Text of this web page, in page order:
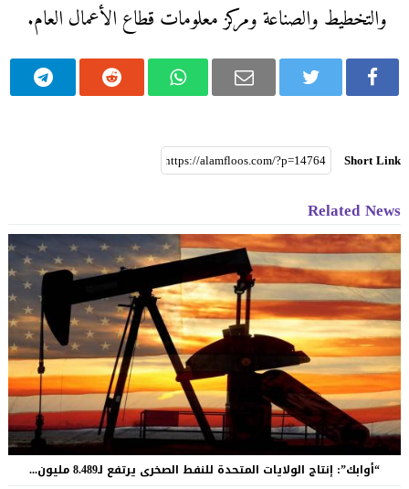
والتخطيط والصناعة ومركز معلومات قطاع الأعمال العام.
Short Link
Related News
“أوابك”: إنتاج الولايات المتحدة للنفط الصخرى يرتفع لـ8.489 مليون...